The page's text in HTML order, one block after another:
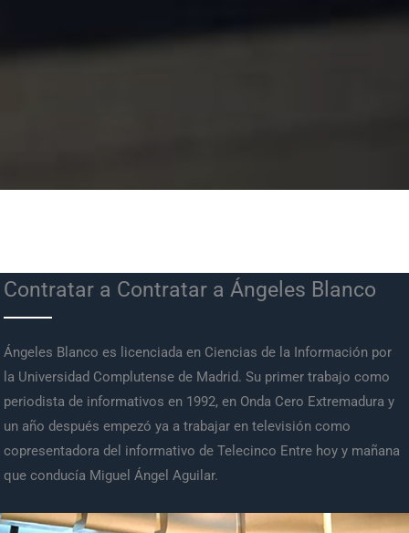
Contratar a Contratar a Ángeles Blanco
Ángeles Blanco es licenciada en Ciencias de la Información por
la Universidad Complutense de Madrid. Su primer trabajo como
periodista de informativos en 1992, en Onda Cero Extremadura y
un año después empezó ya a trabajar en televisión como
copresentadora del informativo de Telecinco Entre hoy y mañana
que conducía Miguel Ángel Aguilar.